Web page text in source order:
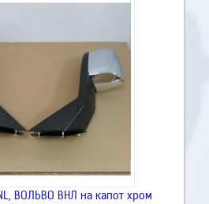
ВОЛЬВО ВНЛ на капот хром